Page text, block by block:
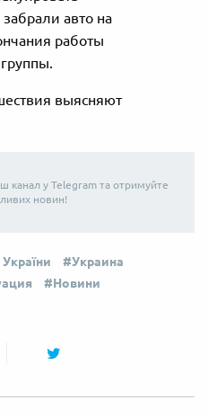
авто на
работы
выясняют
канал у Telegram та отримуйте
новин!
України
Украина
Новини